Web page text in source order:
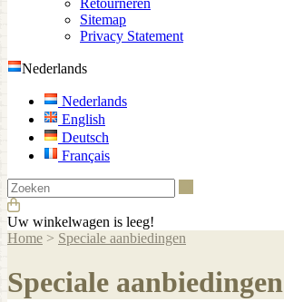
Retourneren
Sitemap
Privacy Statement
Nederlands
Nederlands
English
Deutsch
Français
Uw winkelwagen is leeg!
Home > Speciale aanbiedingen
Speciale aanbiedingen